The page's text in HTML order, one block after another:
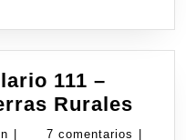
111 –
Rurales
Stalin
| 7 comentarios |